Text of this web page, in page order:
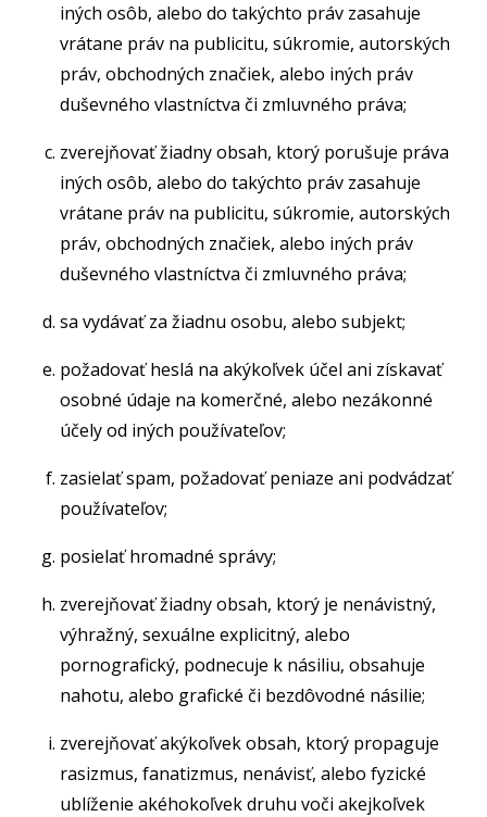
iných osôb, alebo do takýchto práv zasahuje
vrátane práv na publicitu, súkromie, autorských
práv, obchodných značiek, alebo iných práv
duševného vlastníctva či zmluvného práva;
zverejňovať žiadny obsah, ktorý porušuje práva
iných osôb, alebo do takýchto práv zasahuje
vrátane práv na publicitu, súkromie, autorských
práv, obchodných značiek, alebo iných práv
duševného vlastníctva či zmluvného práva;
sa vydávať za žiadnu osobu, alebo subjekt;
požadovať heslá na akýkoľvek účel ani získavať
osobné údaje na komerčné, alebo nezákonné
účely od iných používateľov;
zasielať spam, požadovať peniaze ani podvádzať
používateľov;
posielať hromadné správy;
zverejňovať žiadny obsah, ktorý je nenávistný,
výhražný, sexuálne explicitný, alebo
pornografický, podnecuje k násiliu, obsahuje
nahotu, alebo grafické či bezdôvodné násilie;
zverejňovať akýkoľvek obsah, ktorý propaguje
rasizmus, fanatizmus, nenávisť, alebo fyzické
ublíženie akéhokoľvek druhu voči akejkoľvek